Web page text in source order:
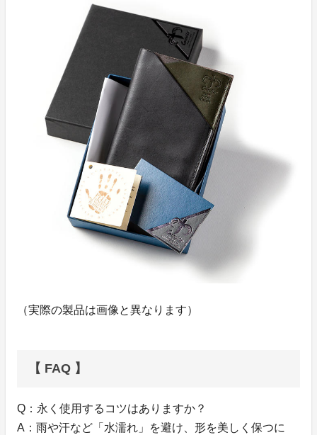
（実際の製品は画像と異なります）
【 FAQ 】
Q：永く使用するコツはありますか？
A：雨や汗など「水濡れ」を避け、形を美しく保つに